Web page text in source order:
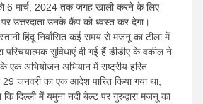
6 मार्च, 2024 तक जगह खाली करने के लिए
उत्तरदाता उनके कैंप को ध्वस्त कर देगा।
हिंदू निर्वासित कई समय से मजनू का टीला में
परिचयात्मक सुविधाएं दी गई हैं डीडीए के वकील ने
एक अभियोजन अभियान में राष्ट्रीय हरित
29 जनवरी का एक आदेश पारित किया गया था,
कि दिल्ली में यमुना नदी बेल्ट पर गुरुद्वारा मजनू का